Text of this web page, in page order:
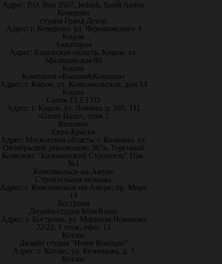
Адрес: P.O. Box 3507, Jeddah, Saudi Arabia
Кемерово
студия Гранд Декор
Адрес: г. Кемерово, ул. Черняховского 3
Киров
Акватория
Адрес: Кировская область, Киров, ул.
Милицейская 80
Киров
Компания «Ванная&Комната»
Адрес: г. Киров, ул. Комсомольская, дом 14
Киров
Салон ELETTO
Адрес: г. Киров, ул. Ленина, д. 205, ТЦ
«Green Haus», этаж 2
Коломна
Евро-Краски
Адрес: Московская область, г. Коломна, ул.
Октябрьской революции, 387а, Торговый
Комплекс "Коломенский Строитель" Пав.
№1
Комсомольск-на-Амуре
Строительная мозаика
Адрес: г. Комсомольск-на-Амуре, пр. Мира
13
Кострома
Дизайн-студия WowRoom
Адрес: г. Кострома, ул. Маршала Новикова
22/22, 1 этаж, офис 13
Котлас
Дизайн студия "Home Boutique"
Адрес: г. Котлас, ул. Кузнецова, д. 3
Котлас